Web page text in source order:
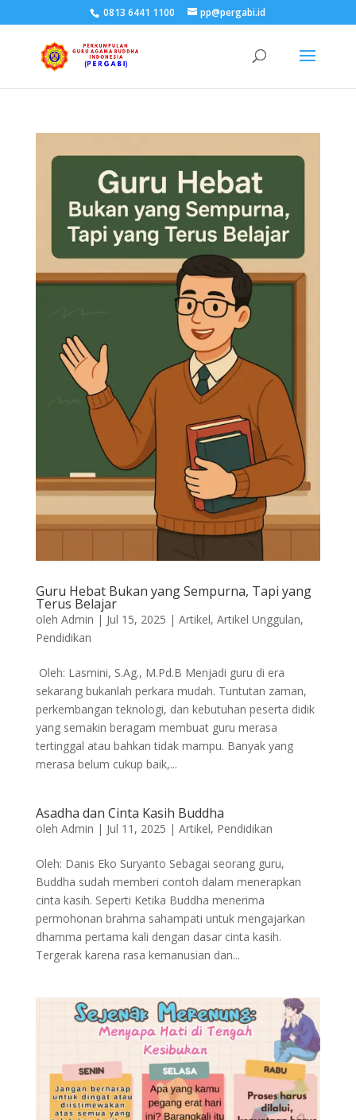
0813 6441 1100 pp@pergabi.id
Guru Hebat Bukan yang Sempurna, Tapi yang
Terus Belajar
oleh Admin | Jul 15, 2025 | Artikel, Artikel Unggulan,
Pendidikan
Oleh: Lasmini, S.Ag., M.Pd.B Menjadi guru di era
sekarang bukanlah perkara mudah. Tuntutan zaman,
perkembangan teknologi, dan kebutuhan peserta didik
yang semakin beragam membuat guru merasa
tertinggal atau bahkan tidak mampu. Banyak yang
merasa belum cukup baik,...
Asadha dan Cinta Kasih Buddha
oleh Admin | Jul 11, 2025 | Artikel, Pendidikan
Oleh: Danis Eko Suryanto Sebagai seorang guru,
Buddha sudah memberi contoh dalam menerapkan
cinta kasih. Seperti Ketika Buddha menerima
permohonan brahma sahampati untuk mengajarkan
dhamma pertama kali dengan dasar cinta kasih.
Tergerak karena rasa kemanusian dan...